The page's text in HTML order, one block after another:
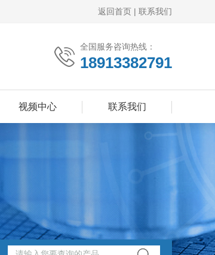
返回首页 | 联系我们
全国服务咨询热线：
18913382791
视频中心 联系我们